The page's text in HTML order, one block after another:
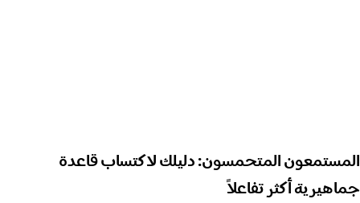
المستمعون المتحمسون: دليلك لاكتساب قاعدة
جماهيرية أكثر تفاعلاً